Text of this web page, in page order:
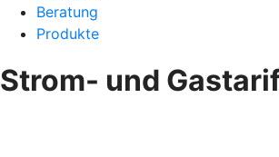
Beratung
Produkte
Strom- und